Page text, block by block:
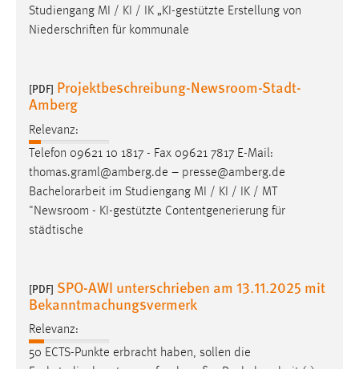
Studiengang MI / KI / IK „KI-gestützte Erstellung von
Niederschriften für kommunale
[PDF] Projektbeschreibung-Newsroom-Stadt-
Amberg
Relevanz:
Telefon 09621 10 1817 - Fax 09621 7817 E-Mail:
thomas.graml@amberg.de – presse@amberg.de
Bachelorarbeit im Studiengang MI / KI / IK / MT
"Newsroom - KI-gestützte Contentgenerierung für
städtische
[PDF] SPO-AWI unterschrieben am 13.11.2025 mit
Bekanntmachungsvermerk
Relevanz:
50 ECTS-Punkte erbracht haben, sollen die